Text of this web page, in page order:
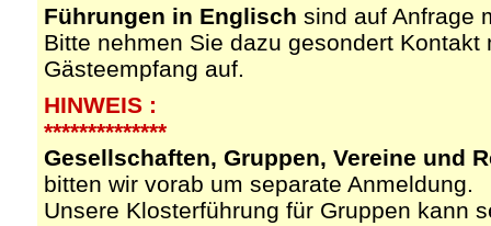
Führungen in Englisch sind auf Anfrage
Bitte nehmen Sie dazu gesondert Kontakt
Gästeempfang auf.
HINWEIS :
**************
Gesellschaften, Gruppen, Vereine und
bitten wir vorab um separate Anmeldung.
Unsere Klosterführung für Gruppen kann